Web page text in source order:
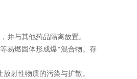
并与其他药品隔离放置。
易燃固体形成爆*混合物。存
射性物质的污染与扩散。